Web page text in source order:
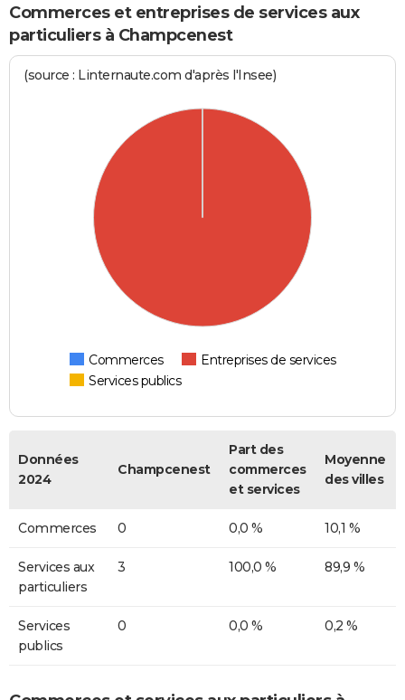
Commerces et entreprises de services aux
particuliers à Champcenest
(source : Linternaute.com d'après l'Insee)
Commerces
Entreprises de services
Services publics
Données
2024
Champcenest
Part des
commerces
et services
Moyenne
des villes
Commerces 0 0,0 % 10,1 %
Services aux
particuliers
3 100,0 % 89,9 %
Services
publics
0 0,0 % 0,2 %